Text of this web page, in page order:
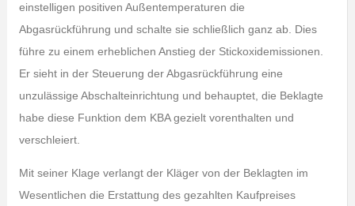
einstelligen positiven Außentemperaturen die
Abgasrückführung und schalte sie schließlich ganz ab. Dies
führe zu einem erheblichen Anstieg der Stickoxidemissionen.
Er sieht in der Steuerung der Abgasrückführung eine
unzulässige Abschalteinrichtung und behauptet, die Beklagte
habe diese Funktion dem KBA gezielt vorenthalten und
verschleiert.
Mit seiner Klage verlangt der Kläger von der Beklagten im
Wesentlichen die Erstattung des gezahlten Kaufpreises